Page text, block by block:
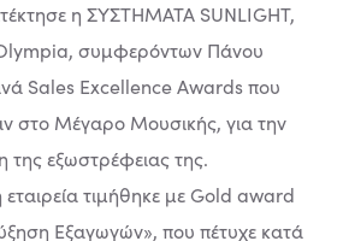
η ΣΥΣΤΗΜΑΤΑ SUNLIGHT,
συμφερόντων Πάνου
Sales Excellence Awards που
στο Μέγαρο Μουσικής, για την
της εξωστρέφειας της.
εταιρεία τιμήθηκε με Gold award
Εξαγωγών», που πέτυχε κατά